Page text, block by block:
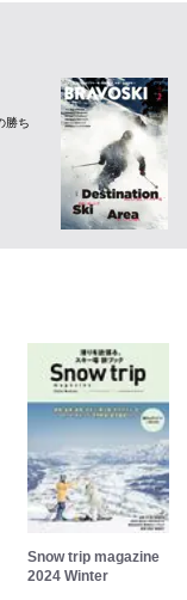
勝ち
Snow trip magazine
2024 Winter